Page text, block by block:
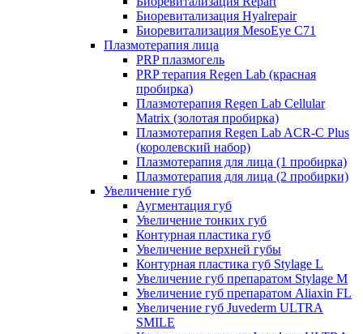
Биоревитализация Hyalrepair
Биоревитализация MesoEye C71
Плазмотерапия лица
PRP плазмогель
PRP терапия Regen Lab (красная
пробирка)
Плазмотерапия Regen Lab Cellular
Matrix (золотая пробирка)
Плазмотерапия Regen Lab ACR-C Plus
(королевский набор)
Плазмотерапия для лица (1 пробирка)
Плазмотерапия для лица (2 пробирки)
Увеличение губ
Аугментация губ
Увеличение тонких губ
Контурная пластика губ
Увеличение верхней губы
Контурная пластика губ Stylage L
Увеличение губ препаратом Stylage M
Увеличение губ препаратом Aliaxin FL
Увеличение губ Juvederm ULTRA
SMILE